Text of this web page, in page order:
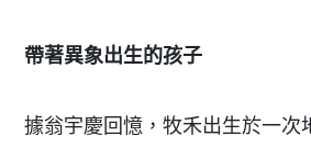
帶著異象出生的孩子
據翁宇慶回憶，牧禾出生於一次